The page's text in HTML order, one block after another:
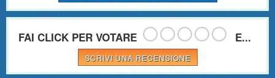
FAI CLICK PER VOTARE E...
SCRIVI UNA RECENSIONE